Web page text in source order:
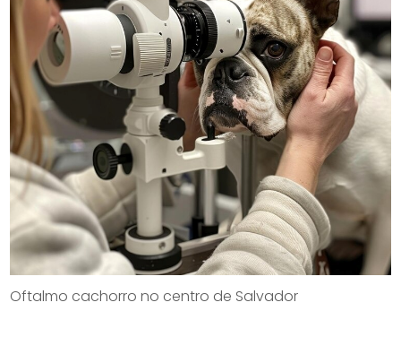
Oftalmo cachorro no centro de Salvador